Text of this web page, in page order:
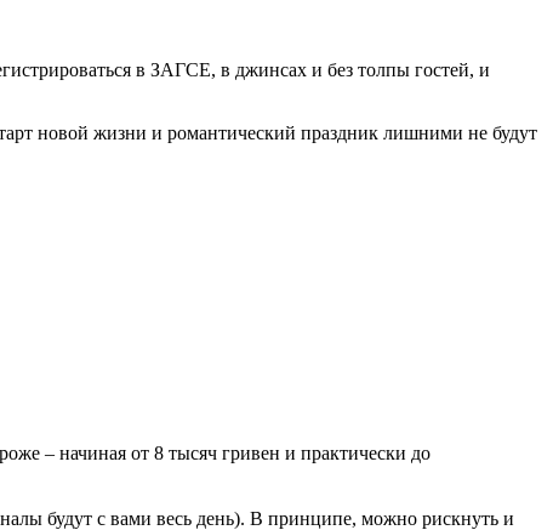
в ЗАГСЕ, в джинсах и без толпы гостей, и
новой жизни и романтический праздник лишними не будут
– начиная от 8 тысяч гривен и практически до
будут с вами весь день). В принципе, можно рискнуть и